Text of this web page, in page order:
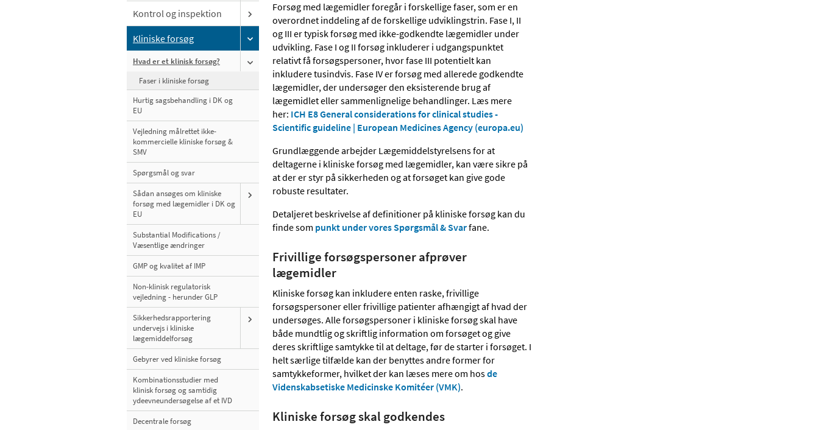
Kontrol og inspektion
Kliniske forsøg
Hvad er et klinisk forsøg?
Faser i kliniske forsøg
Hurtig sagsbehandling i DK og
EU
Vejledning målrettet ikke-
kommercielle kliniske forsøg &
SMV
Spørgsmål og svar
Sådan ansøges om kliniske
forsøg med lægemidler i DK og
EU
Substantial Modifications /
Væsentlige ændringer
GMP og kvalitet af IMP
Non-klinisk regulatorisk
vejledning - herunder GLP
Sikkerhedsrapportering
undervejs i kliniske
lægemiddelforsøg
Gebyrer ved kliniske forsøg
Kombinationsstudier med
klinisk forsøg og samtidig
ydeevneundersøgelse af et IVD
Decentrale forsøg
Forsøg med lægemidler foregår i forskellige faser, som er en
overordnet inddeling af de forskellige udviklingstrin. Fase I, II
og III er typisk forsøg med ikke-godkendte lægemidler under
udvikling. Fase I og II forsøg inkluderer i udgangspunktet
relativt få forsøgspersoner, hvor fase III potentielt kan
inkludere tusindvis. Fase IV er forsøg med allerede godkendte
lægemidler, der undersøger den eksisterende brug af
lægemidlet eller sammenlignelige behandlinger. Læs mere
her: ICH E8 General considerations for clinical studies -
Scientific guideline | European Medicines Agency (europa.eu)
Grundlæggende arbejder Lægemiddelstyrelsens for at
deltagerne i kliniske forsøg med lægemidler, kan være sikre på
at der er styr på sikkerheden og at forsøget kan give gode
robuste resultater.
Detaljeret beskrivelse af definitioner på kliniske forsøg kan du
finde som punkt under vores Spørgsmål & Svarfane.
Frivillige forsøgspersoner afprøver
lægemidler
Kliniske forsøg kan inkludere enten raske, frivillige
forsøgspersoner eller frivillige patienter afhængigt af hvad der
undersøges. Alle forsøgspersoner i kliniske forsøg skal have
både mundtlig og skriftlig information om forsøget og give
deres skriftlige samtykke til at deltage, før de starter i forsøget. I
helt særlige tilfælde kan der benyttes andre former for
samtykkeformer, hvilket der kan læses mere om hosde
Videnskabsetiske Medicinske Komitéer (VMK).
Kliniske forsøg skal godkendes